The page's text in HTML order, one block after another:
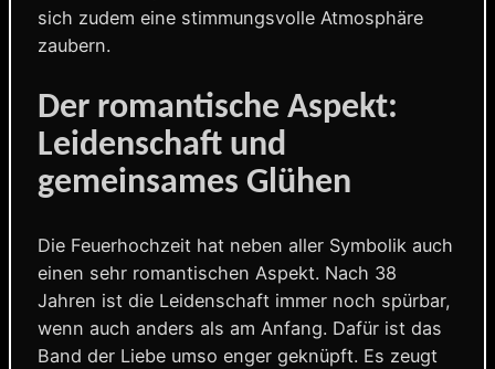
sich zudem eine stimmungsvolle Atmosphäre
zaubern.
Der romantische Aspekt:
Leidenschaft und
gemeinsames Glühen
Die Feuerhochzeit hat neben aller Symbolik auch
einen sehr romantischen Aspekt. Nach 38
Jahren ist die Leidenschaft immer noch spürbar,
wenn auch anders als am Anfang. Dafür ist das
Band der Liebe umso enger geknüpft. Es zeugt